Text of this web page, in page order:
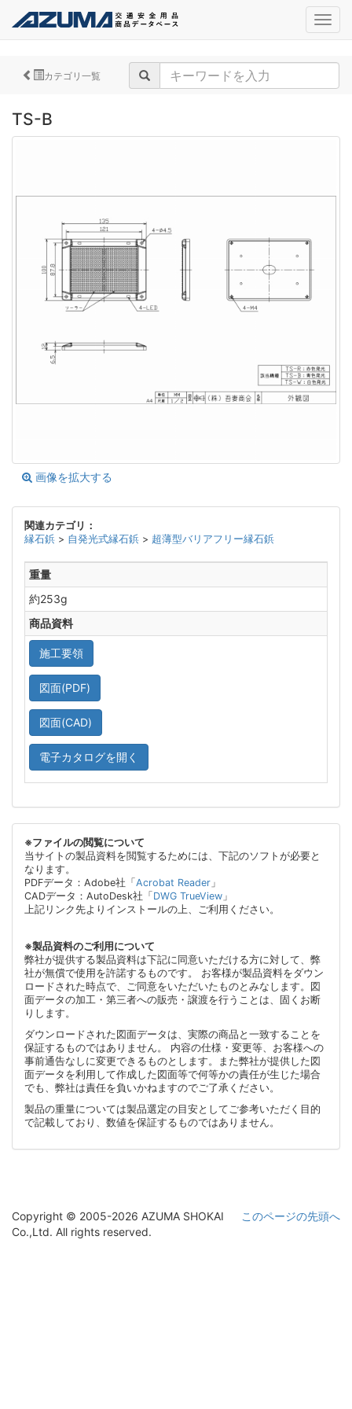
カテゴリ一覧
TS-B
画像を拡大する
関連カテゴリ：
縁石鋲 > 自発光式縁石鋲 > 超薄型バリアフリー縁石鋲
重量
約253g
商品資料
施工要領
図面(PDF)
図面(CAD)
電子カタログを開く
※ファイルの閲覧について
当サイトの製品資料を閲覧するためには、下記のソフトが必要と
なります。
PDFデータ：Adobe社「 Acrobat Reader 」
CADデータ：AutoDesk社「 DWG TrueView 」
上記リンク先よりインストールの上、ご利用ください。
※製品資料のご利用について
弊社が提供する製品資料は下記に同意いただける方に対して、弊
社が無償で使用を許諾するものです。 お客様が製品資料をダウン
ロードされた時点で、ご同意をいただいたものとみなします。図
面データの加工・第三者への販売・譲渡を行うことは、固くお断
りします。
ダウンロードされた図面データは、実際の商品と一致することを
保証するものではありません。 内容の仕様・変更等、お客様への
事前通告なしに変更できるものとします。また弊社が提供した図
面データを利用して作成した図面等で何等かの責任が生じた場合
でも、弊社は責任を負いかねますのでご了承ください。
製品の重量については製品選定の目安としてご参考いただく目的
で記載しており、数値を保証するものではありません。
このページの先頭へ
Copyright © 2005-2026 AZUMA SHOKAI
Co.,Ltd. All rights reserved.